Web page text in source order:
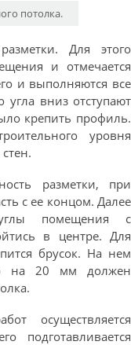
потолка.
Для этого
и отмечается
и выполняются все
вниз отступают
крепить профиль.
уровня
разметки, при
с ее концом. Далее
углы помещения с
в центре. Для
брусок. На нем
на 20 мм должен
осуществляется
подготавливается